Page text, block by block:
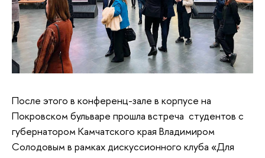
После этого в конференц-зале в корпусе на
Покровском бульваре прошла встреча студентов с
губернатором Камчатского края Владимиром
Солодовым в рамках дискуссионного клуба «Для